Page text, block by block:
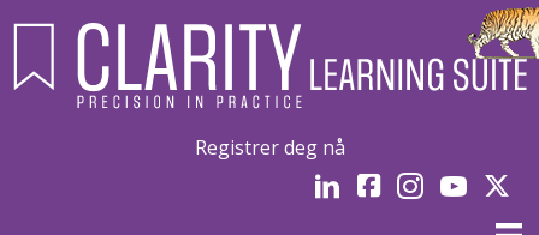
Registrer deg nå
LinkedInFacebookInstagramYouTube